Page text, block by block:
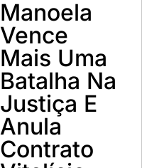
Manoela
Vence
Mais Uma
Batalha Na
Justiça E
Anula
Contrato